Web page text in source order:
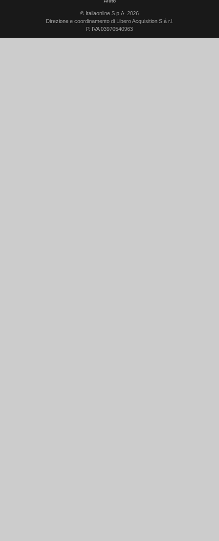
© Italiaonline S.p.A. 2026
Direzione e coordinamento di Libero Acquisition S.á r.l.
P. IVA 03970540963